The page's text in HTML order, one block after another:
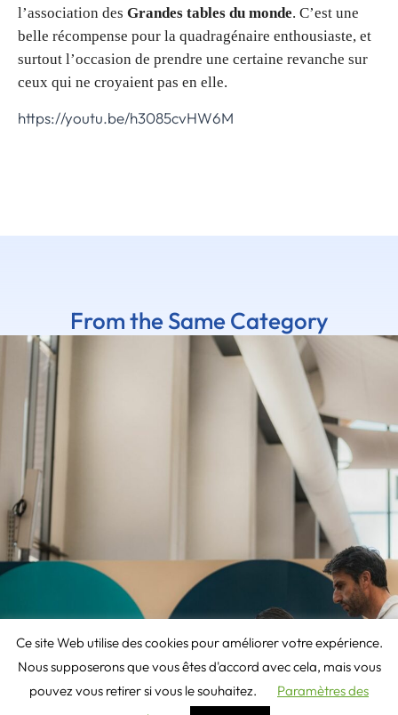
l’association des Grandes tables du monde. C’est une
belle récompense pour la quadragénaire enthousiaste, et
surtout l’occasion de prendre une certaine revanche sur
ceux qui ne croyaient pas en elle.
https://youtu.be/h3085cvHW6M
From the Same Category
Ce site Web utilise des cookies pour améliorer votre expérience.
Nous supposerons que vous êtes d'accord avec cela, mais vous
pouvez vous retirer si vous le souhaitez.
Paramètres des